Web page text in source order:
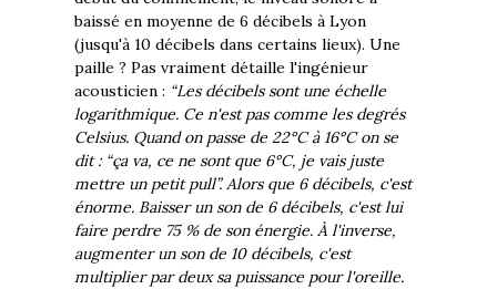
baissé en moyenne de 6 décibels à Lyon
(jusqu'à 10 décibels dans certains lieux). Une
paille ? Pas vraiment détaille l'ingénieur
acousticien : “Les décibels sont une échelle
logarithmique. Ce n'est pas comme les degrés
Celsius. Quand on passe de 22°C à 16°C on se
dit : “ça va, ce ne sont que 6°C, je vais juste
mettre un petit pull”. Alors que 6 décibels, c'est
énorme. Baisser un son de 6 décibels, c'est lui
faire perdre 75 % de son énergie. À l'inverse,
augmenter un son de 10 décibels, c'est
multiplier par deux sa puissance pour l'oreille.